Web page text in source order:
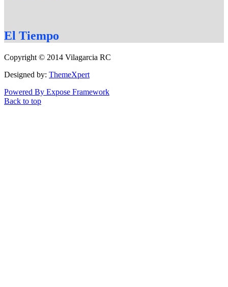
El Tiempo
Copyright © 2014 Vilagarcia RC
Designed by: ThemeXpert
Powered By Expose Framework
Back to top